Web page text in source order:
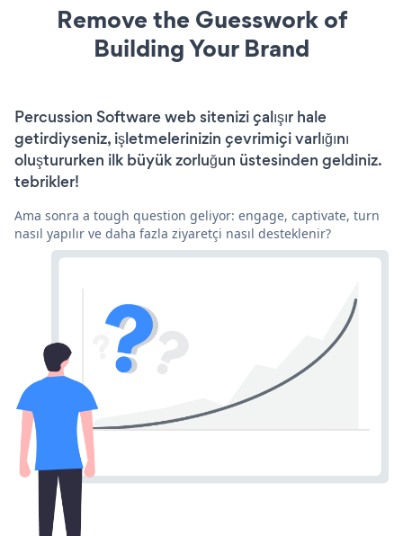
Remove the Guesswork of
Building Your Brand
Percussion Software web sitenizi çalışır hale
getirdiyseniz, işletmelerinizin çevrimiçi varlığını
oluştururken ilk büyük zorluğun üstesinden geldiniz.
tebrikler!
Ama sonra a tough question geliyor: engage, captivate, turn
nasıl yapılır ve daha fazla ziyaretçi nasıl desteklenir?